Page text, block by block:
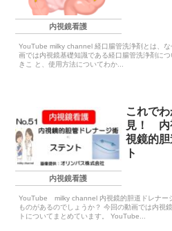
内視鏡看護
YouTube milky channel 経口腸管洗浄剤とは、
画では内視鏡基礎知識である経口腸管洗浄剤に
きこ と、使用方法についてわか...
内視鏡看護
これで
見！ 内
視鏡的
ト
YouTube milky channel 内視鏡的胆道ドレナー
ものがあるのでしょうか？ 今回の動画では内視
トについてまとめています。 YouTube...